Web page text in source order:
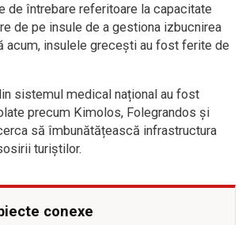
de întrebare referitoare la capacitate
de pe insule de a gestiona izbucnirea
acum, insulele grecești au fost ferite de
sistemul medical național au fost
precum Kimolos, Folegrandos și
să îmbunătățească infrastructura
turiștilor.
conexe